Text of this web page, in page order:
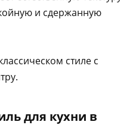
и сдержанную
стиле с
для кухни в